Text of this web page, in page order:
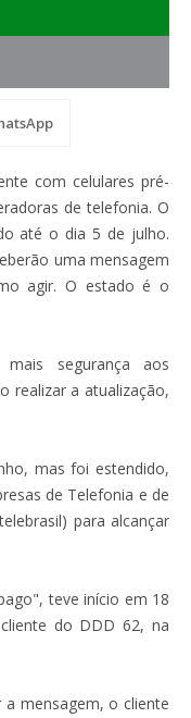
com celulares pré-
de telefonia. O
até o dia 5 de julho.
uma mensagem
agir. O estado é o
segurança aos
realizar a atualização,
mas foi estendido,
de Telefonia e de
para alcançar
teve início em 18
do DDD 62, na
a mensagem, o cliente